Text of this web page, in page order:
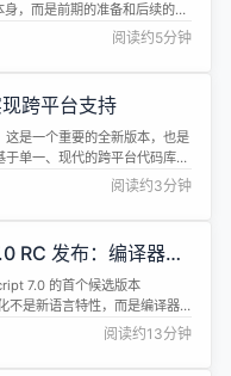
，而是前期的准备和后续的优
策略、分析数据表现，到测试新
个环节都需要投入大量时间和精
上广告平台 PropellerAds 正式
平台的 AI 助手，NIKO AI 旨
阅读约5分钟
跨平台支持
是一个重要的全新版本，也是
单一、现代的跨平台代码库，
些构建版本是独立的，因此无
所需的媒体组件
阅读约3分钟
RC 发布：编译器用
检查提速 10 倍
7.0 的首个候选版本
不是新语言特性，而是编译器
语言重写了。结果是：类型检查
了大约 10 倍。 这是一个令人
的意义远不止于速度。
阅读约13分钟